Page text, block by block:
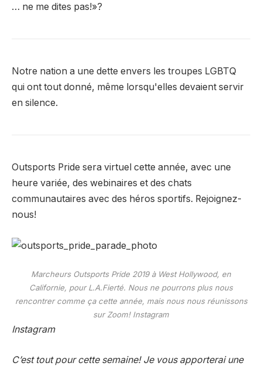
… ne me dites pas!»?
Notre nation a une dette envers les troupes LGBTQ
qui ont tout donné, même lorsqu'elles devaient servir
en silence.
Outsports Pride sera virtuel cette année, avec une
heure variée, des webinaires et des chats
communautaires avec des héros sportifs. Rejoignez-
nous!
Marcheurs Outsports Pride 2019 à West Hollywood, en
Californie, pour L.A.Fierté. Nous ne pourrons plus nous
rencontrer comme ça cette année, mais nous nous réunissons
sur Zoom! Instagram
Instagram
C’est tout pour cette semaine! Je vous apporterai une